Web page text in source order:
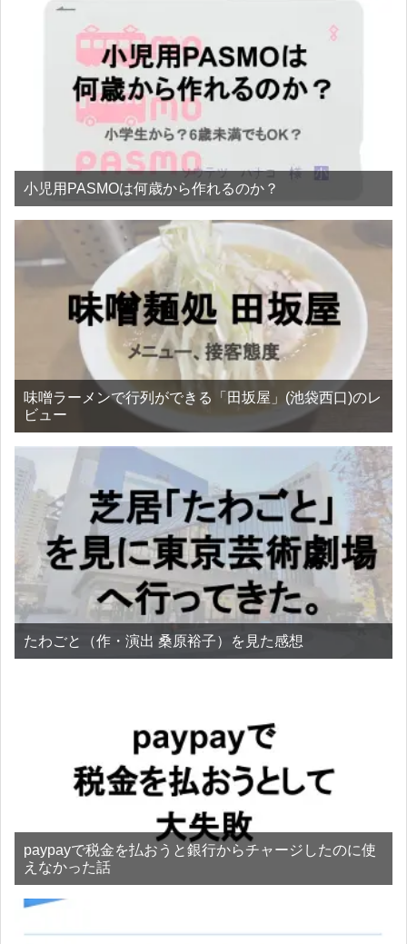
小児用PASMOは何歳から作れるのか？
味噌ラーメンで行列ができる「田坂屋」(池袋西口)のレ
ビュー
たわごと（作・演出 桑原裕子）を見た感想
paypayで税金を払おうと銀行からチャージしたのに使
えなかった話